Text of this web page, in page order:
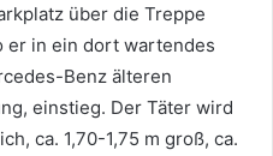
über die Treppe
er in ein dort wartendes
Benz älteren
einstieg. Der Täter wird
ca. 1,70-1,75 m groß, ca.